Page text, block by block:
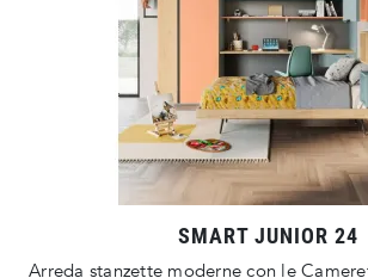
SMART JUNIOR 24
Arreda stanzette moderne con le